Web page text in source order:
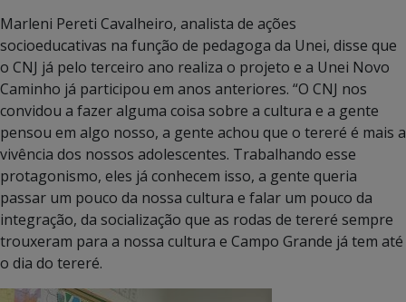
Marleni Pereti Cavalheiro, analista de ações
socioeducativas na função de pedagoga da Unei, disse que
o CNJ já pelo terceiro ano realiza o projeto e a Unei Novo
Caminho já participou em anos anteriores. “O CNJ nos
convidou a fazer alguma coisa sobre a cultura e a gente
pensou em algo nosso, a gente achou que o tereré é mais a
vivência dos nossos adolescentes. Trabalhando esse
protagonismo, eles já conhecem isso, a gente queria
passar um pouco da nossa cultura e falar um pouco da
integração, da socialização que as rodas de tereré sempre
trouxeram para a nossa cultura e Campo Grande já tem até
o dia do tereré.